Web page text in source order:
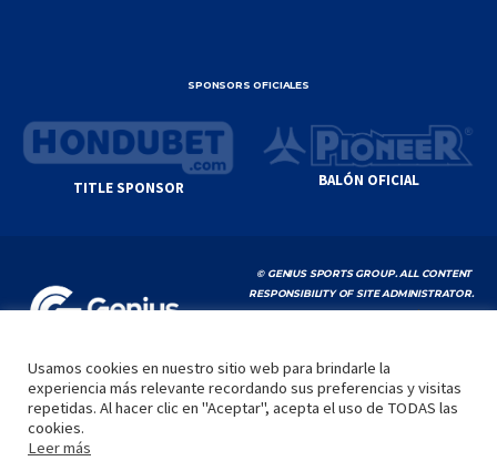
SPONSORS OFICIALES
TITLE SPONSOR BALÓN OFICIAL
© GENIUS SPORTS GROUP. ALL CONTENT
RESPONSIBILITY OF SITE ADMINISTRATOR.
YOUTUBE TERMS OF SERVICE|GOOGLE
INICIO LA LIGA VIDEOS MEDIA CONTACTO
Usamos cookies en nuestro sitio web para brindarle la
experiencia más relevante recordando sus preferencias y visitas
repetidas. Al hacer clic en "Aceptar", acepta el uso de TODAS las
cookies.
Leer más